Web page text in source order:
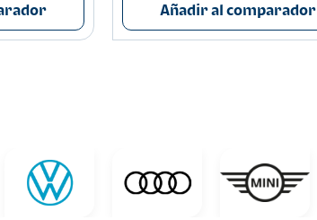
Añadir al comparador